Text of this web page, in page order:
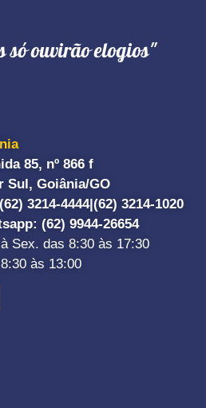
só ouvirão elogios"
85, nº 866 f
Sul, Goiânia/GO
(62) 3214-4444|(62) 3214-1020
: (62) 9944-26654
Sex. das 8:30 às 17:30
às 13:00